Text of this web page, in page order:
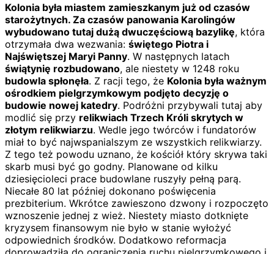
Kolonia była miastem zamieszkanym już od czasów
starożytnych. Za czasów panowania Karolingów
wybudowano tutaj dużą dwuczęściową bazylikę, która
otrzymała dwa wezwania: świętego Piotra i
Najświętszej Maryi Panny. W następnych latach
świątynię rozbudowano, ale niestety w 1248 roku
budowla spłonęła. Z racji tego, że Kolonia była ważnym
ośrodkiem pielgrzymkowym podjęto decyzję o
budowie nowej katedry. Podróżni przybywali tutaj aby
modlić się przy relikwiach Trzech Króli skrytych w
złotym relikwiarzu. Wedle jego twórców i fundatorów
miał to być najwspanialszym ze wszystkich relikwiarzy.
Z tego też powodu uznano, że kościół który skrywa taki
skarb musi być go godny. Planowane od kilku
dziesięcioleci prace budowlane ruszyły pełną parą.
Niecałe 80 lat później dokonano poświęcenia
prezbiterium. Wkrótce zawieszono dzwony i rozpoczęto
wznoszenie jednej z wież. Niestety miasto dotknięte
kryzysem finansowym nie było w stanie wyłożyć
odpowiednich środków. Dodatkowo reformacja